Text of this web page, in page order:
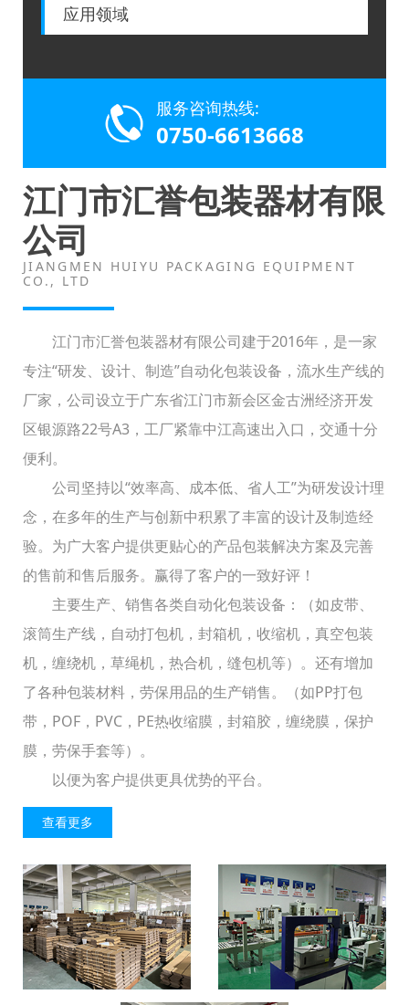
应用领域
服务咨询热线:
0750-6613668
江门市汇誉包装器材有限
公司
JIANGMEN HUIYU PACKAGING EQUIPMENT
CO., LTD
江门市汇誉包装器材有限公司建于2016年，是一家
专注“研发、设计、制造”自动化包装设备，流水生产线的
厂家，公司设立于广东省江门市新会区金古洲经济开发
区银源路22号A3，工厂紧靠中江高速出入口，交通十分
便利。
公司坚持以“效率高、成本低、省人工”为研发设计理
念，在多年的生产与创新中积累了丰富的设计及制造经
验。为广大客户提供更贴心的产品包装解决方案及完善
的售前和售后服务。赢得了客户的一致好评！
主要生产、销售各类自动化包装设备：（如皮带、
滚筒生产线，自动打包机，封箱机，收缩机，真空包装
机，缠绕机，草绳机，热合机，缝包机等）。还有增加
了各种包装材料，劳保用品的生产销售。（如PP打包
带，POF，PVC，PE热收缩膜，封箱胶，缠绕膜，保护
膜，劳保手套等）。
以便为客户提供更具优势的平台。
查看更多